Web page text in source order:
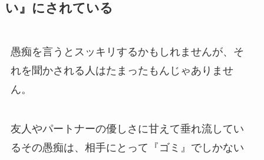
い』にされている
愚痴を言うとスッキリするかもしれませんが、そ
れを聞かされる人はたまったもんじゃありませ
ん。
友人やパートナーの優しさに甘えて垂れ流してい
るその愚痴は、相手にとって『ゴミ』でしかない